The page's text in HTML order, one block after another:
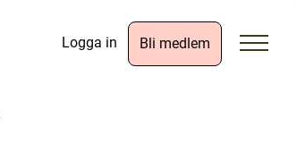
Logga in Bli medlem